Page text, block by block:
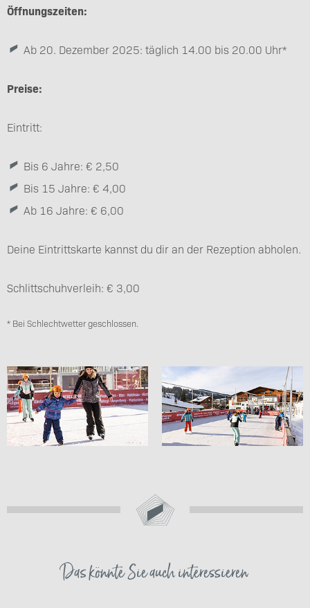
Öffnungszeiten:
Ab 20. Dezember 2025: täglich 14.00 bis 20.00 Uhr*
Preise:
Eintritt:
Bis 6 Jahre: € 2,50
Bis 15 Jahre: € 4,00
Ab 16 Jahre: € 6,00
Deine Eintrittskarte kannst du dir an der Rezeption abholen.
Schlittschuhverleih: € 3,00
* Bei Schlechtwetter geschlossen.
Das könnte Sie auch interessieren